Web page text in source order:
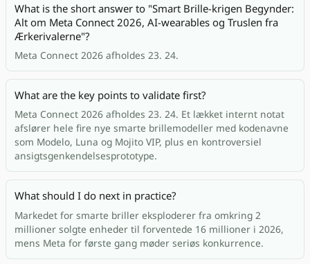
What is the short answer to "Smart Brille-krigen Begynder:
Alt om Meta Connect 2026, AI-wearables og Truslen fra
Ærkerivalerne"?
Meta Connect 2026 afholdes 23. 24.
What are the key points to validate first?
Meta Connect 2026 afholdes 23. 24. Et lækket internt notat
afslører hele fire nye smarte brillemodeller med kodenavne
som Modelo, Luna og Mojito VIP, plus en kontroversiel
ansigtsgenkendelsesprototype.
What should I do next in practice?
Markedet for smarte briller eksploderer fra omkring 2
millioner solgte enheder til forventede 16 millioner i 2026,
mens Meta for første gang møder seriøs konkurrence.